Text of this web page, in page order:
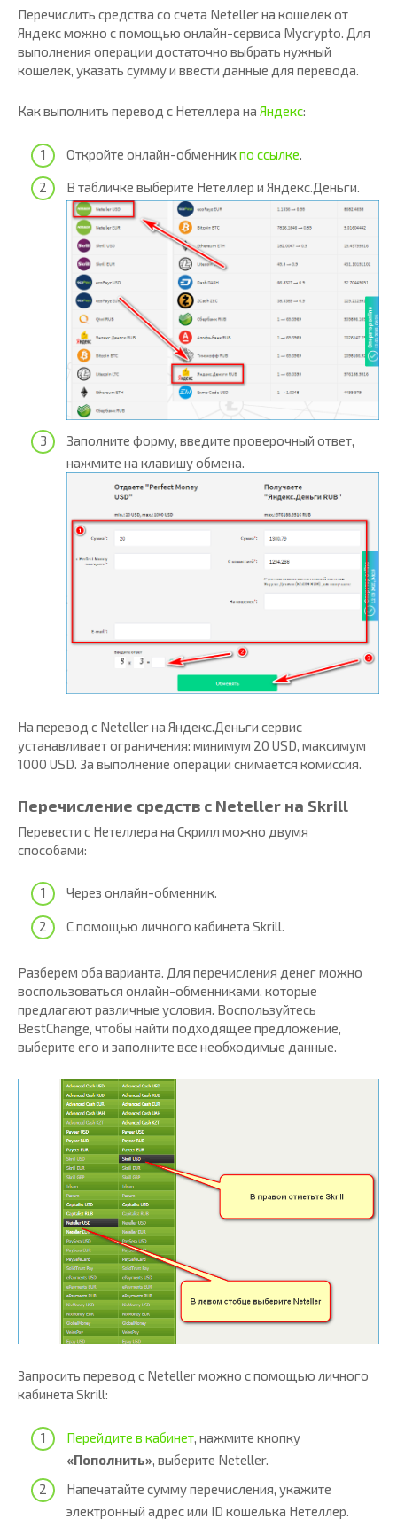
Перечислить средства со счета Neteller на кошелек от
Яндекс можно с помощью онлайн-сервиса Mycrypto. Для
выполнения операции достаточно выбрать нужный
кошелек, указать сумму и ввести данные для перевода.
Как выполнить перевод с Нетеллера на Яндекс:
Откройте онлайн-обменникпо ссылке.
В табличке выберите Нетеллер и Яндекс.Деньги.
Заполните форму, введите проверочный ответ,
нажмите на клавишу обмена.
На перевод с Neteller на Яндекс.Деньги сервис
устанавливает ограничения: минимум 20 USD, максимум
1000 USD. За выполнение операции снимается комиссия.
Перечисление средств с Neteller на Skrill
Перевести с Нетеллера на Скрилл можно двумя
способами:
Через онлайн-обменник.
С помощью личного кабинета Skrill.
Разберем оба варианта. Для перечисления денег можно
воспользоваться онлайн-обменниками, которые
предлагают различные условия. Воспользуйтесь
BestChange, чтобы найти подходящее предложение,
выберите его и заполните все необходимые данные.
Запросить перевод с Neteller можно с помощью личного
кабинета Skrill:
Перейдите в кабинет, нажмите кнопку
«Пополнить», выберите Neteller.
Напечатайте сумму перечисления, укажите
электронный адрес или ID кошелька Нетеллер.